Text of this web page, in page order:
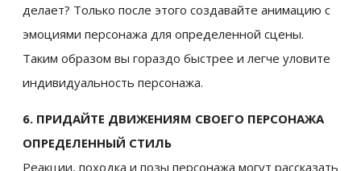
делает? Только после этого создавайте анимацию с
эмоциями персонажа для определенной сцены.
Таким образом вы гораздо быстрее и легче уловите
индивидуальность персонажа.
6. ПРИДАЙТЕ ДВИЖЕНИЯМ СВОЕГО ПЕРСОНАЖА
ОПРЕДЕЛЕННЫЙ СТИЛЬ
Реакции, походка и позы персонажа могут рассказать